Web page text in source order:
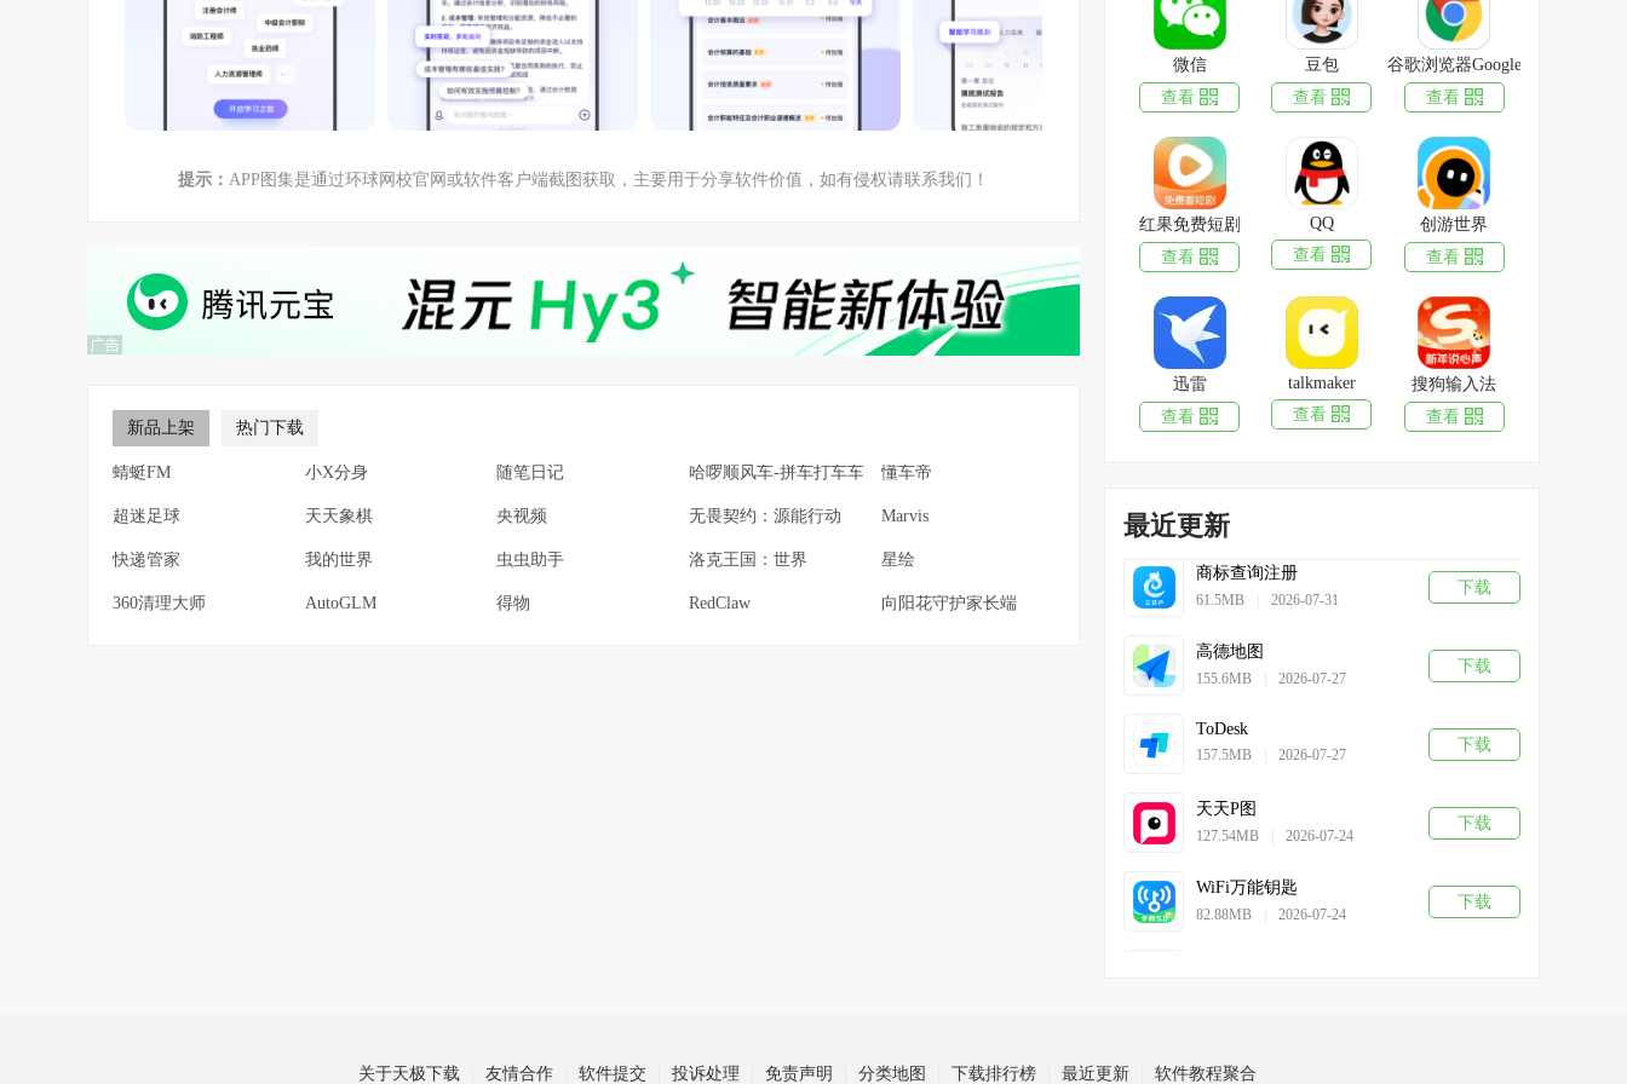
提示： APP图集是通过环球网校官网或软件客户端截图获取，主要用于分享软件价值，如有侵权请联系我们！
新品上架 热门下载
蜻蜓FM 小X分身 随笔日记 哈啰顺风车-拼车打车车主通勤
懂车帝
超迷足球 天天象棋 央视频 无畏契约：源能行动 Marvis
快递管家 我的世界 虫虫助手 洛克王国：世界 星绘
360清理大师 AutoGLM 得物 RedClaw 向阳花守护家长端
微信
查看
豆包
查看
谷歌浏览器Google Chrome
查看
红果免费短剧
查看
QQ
查看
创游世界
查看
迅雷
查看
talkmaker
查看
搜狗输入法
查看
最近更新
PP视频
104.9MB 2026-07-22
下载
爱奇艺
121.3MB 2026-08-04
下载
向日葵远程控制
90.6MB 2026-08-03
下载
豆包
371.4MB 2026-08-03
下载
131.9MB
61.5MB 2026-07-31
下载
155.6MB
下载
下载
127.54MB
下载
82.88MB 2026-07-24
下载
关于天极下载
友情合作 软件提交 投诉处理 免责声明 分类地图 下载排行榜 最近更新 软件教程聚合